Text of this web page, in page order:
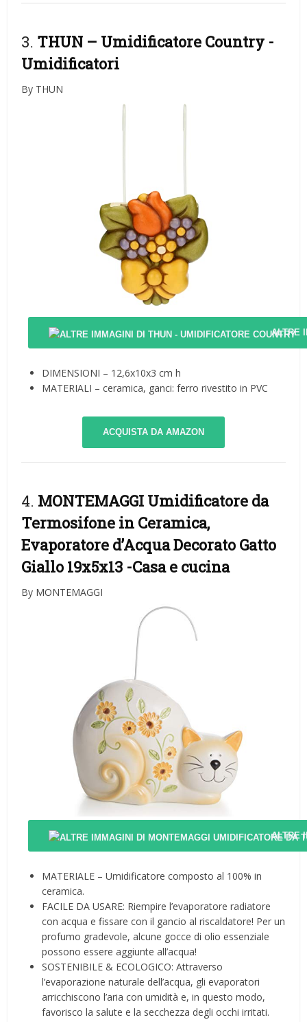
3. THUN – Umidificatore Country -
Umidificatori
By THUN
ALTRE
DIMENSIONI – 12,6x10x3 cm h
MATERIALI – ceramica, ganci: ferro rivestito in PVC
ACQUISTA DA AMAZON
4. MONTEMAGGI Umidificatore da
Termosifone in Ceramica,
Evaporatore d’Acqua Decorato Gatto
Giallo 19x5x13 -Casa e cucina
By MONTEMAGGI
ALTRE
MATERIALE – Umidificatore composto al 100% in
ceramica.
FACILE DA USARE: Riempire l’evaporatore radiatore
con acqua e fissare con il gancio al riscaldatore! Per un
profumo gradevole, alcune gocce di olio essenziale
possono essere aggiunte all’acqua!
SOSTENIBILE & ECOLOGICO: Attraverso
l’evaporazione naturale dell’acqua, gli evaporatori
arricchiscono l’aria con umidità e, in questo modo,
favorisco la salute e la secchezza degli occhi irritati.